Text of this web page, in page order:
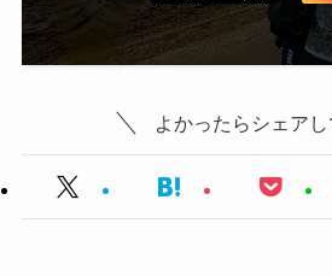
よかったらシェアし